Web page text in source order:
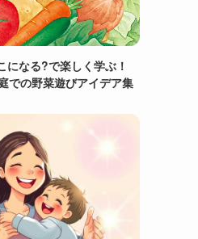
になる?で楽しく学ぶ！
での野菜遊びアイデア集